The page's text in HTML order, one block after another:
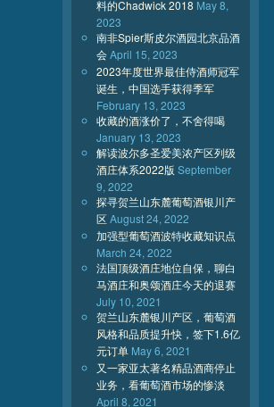
料的Chadwick 2018 May 8,
2023
南非Spier斯皮尔酒园北京品酒
会April 15, 2023
2023年度世界最佳侍酒师冠军
诞生，中国选手获得季军
February 13, 2023
收藏的酒涨价了，不舍得喝
January 13, 2023
解读波尔多圣爱美浓产区列级
酒庄体系2022版 September
9, 2022
探寻贺兰山东麓葡萄酒银川产
区August 24, 2022
加强型葡萄酒波特收藏知识点
March 24, 2022
法国顶级酒庄地位自保，聊白
马酒庄和奥颂酒庄今天的退赛
July 10, 2021
贺兰山东麓银川产区，葡萄酒
风格和品质提升快，签下1.6亿
元订单 May 6, 2021
又一家亚太著名精品酒商停止
业务，看葡萄酒市场的惨淡
April 8, 2021